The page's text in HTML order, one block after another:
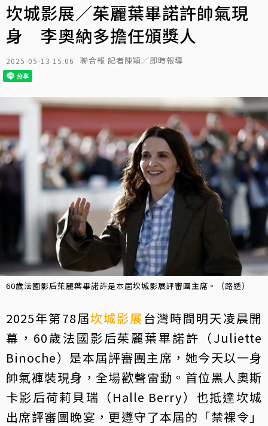
坎城影展／茱麗葉畢諾許帥氣現
身 李奧納多擔任頒獎人
2025-05-13 15:06 聯合報 記者陳穎／即時報導
60歲法國影后茱麗葉畢諾許是本屆坎城影展評審團主席。（路透）
2025年第78屆坎城影展 台灣時間明天凌晨開
幕，60歲法國影后茱麗葉畢諾許（Juliette
Binoche）是本屆評審團主席，她今天以一身
帥氣褲裝現身，全場歡聲雷動。首位黑人奧斯
卡影后荷莉貝瑞（Halle Berry）也抵達坎城
出席評審團晚宴，更遵守了本屆的「禁裸令」